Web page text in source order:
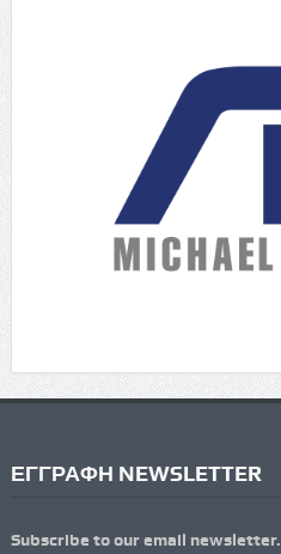
ΕΓΓΡΑΦΗ NEWSLETTER
Subscribe to our email newsletter.